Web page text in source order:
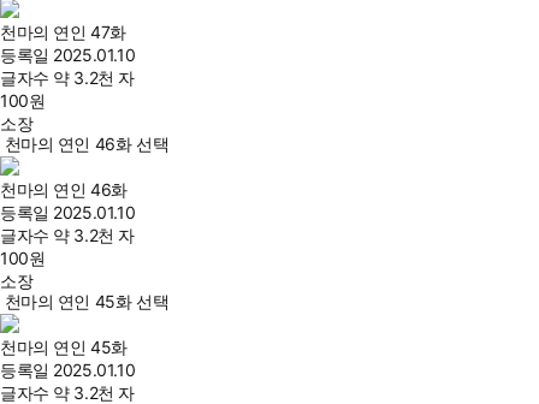
천마의 연인 47화
등록일 2025.01.10
글자수 약 3.2천 자
100원
소장
천마의 연인 46화 선택
천마의 연인 46화
등록일 2025.01.10
글자수 약 3.2천 자
100원
소장
천마의 연인 45화 선택
천마의 연인 45화
등록일 2025.01.10
글자수 약 3.2천 자